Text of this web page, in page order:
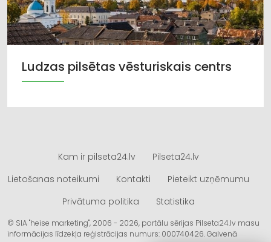
Ludzas pilsētas vēsturiskais centrs
Kam ir pilseta24.lv
Pilseta24.lv
Lietošanas noteikumi
Kontakti
Pieteikt uzņēmumu
Privātuma politika
Statistika
© SIA "heise marketing", 2006 - 2026, portālu sērijas Pilseta24.lv masu
informācijas līdzekļa reģistrācijas numurs: 000740426. Galvenā